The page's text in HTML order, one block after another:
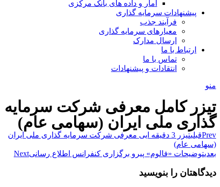
آمار و داده های بانک مرکزی
پیشنهادات سرمایه گذاری
فرآیند جذب
معیارهای سرمایه گذاری
ارسال مدارک
ارتباط با ما
تماس با ما
انتقادات و پیشنهادات
منو
تیزر کامل معرفی شرکت سرمایه
گذاری ملی ایران (سهامی عام)
Prevقبلی
تیزر 3 دقیقه ایی معرفی شرکت سرمایه گذاری ملی ایران
(سهامی عام)
بعدیتوضیحات «فالوم» پیرو برگزاری کنفرانس اطلاع رسانیNext
دیدگاهتان را بنویسید